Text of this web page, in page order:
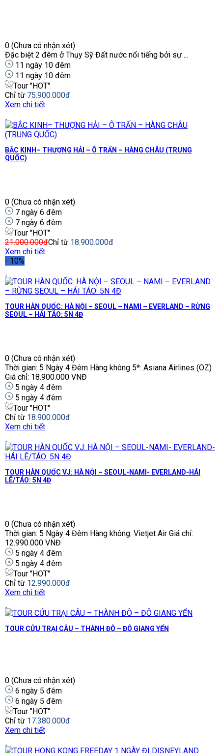
0 (Chưa có nhận xét)
Đặc biệt 2 đêm ở Thụy Sỹ Đất nước nổi tiếng bởi sự ...
11 ngày 10 đêm
11 ngày 10 đêm
Tour "HOT"
Chỉ từ 75.900.000đ
Xem chi tiết
BẮC KINH– THƯỢNG HẢI – Ô TRẤN – HÀNG CHÂU (TRUNG
QUỐC)
0 (Chưa có nhận xét)
7 ngày 6 đêm
7 ngày 6 đêm
Tour "HOT"
21.000.000đChỉ từ 18.900.000đ
Xem chi tiết
- 10%
TOUR HÀN QUỐC: HÀ NỘI – SEOUL – NAMI – EVERLAND – RỪNG
SEOUL – HÁI TÁO: 5N 4Đ
0 (Chưa có nhận xét)
Thời gian: 5 Ngày 4 Đêm Hàng không 5*: Asiana Airlines (OZ)
Giá chỉ: 18.900.000 VNĐ
5 ngày 4 đêm
5 ngày 4 đêm
Tour "HOT"
Chỉ từ 18.900.000đ
Xem chi tiết
TOUR HÀN QUỐC VJ: HÀ NỘI – SEOUL-NAMI- EVERLAND-HÁI
LÊ/TÁO: 5N 4Đ
0 (Chưa có nhận xét)
Thời gian: 5 Ngày 4 Đêm Hàng không: Vietjet Air Giá chỉ:
12.990.000 VNĐ
5 ngày 4 đêm
5 ngày 4 đêm
Tour "HOT"
Chỉ từ 12.990.000đ
Xem chi tiết
TOUR CỬU TRẠI CÂU – THÀNH ĐÔ – ĐÔ GIANG YỂN
0 (Chưa có nhận xét)
6 ngày 5 đêm
6 ngày 5 đêm
Tour "HOT"
Chỉ từ 17.380.000đ
Xem chi tiết